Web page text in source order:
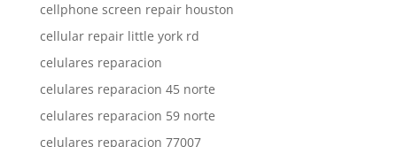
cellphone screen repair houston
cellular repair little york rd
celulares reparacion
celulares reparacion 45 norte
celulares reparacion 59 norte
celulares reparacion 77007